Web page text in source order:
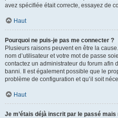
avez spécifiée était correcte, essayez de
Haut
Pourquoi ne puis-je pas me connecter ?
Plusieurs raisons peuvent en être la
nom d’utilisateur et votre mot de passe
contactez un administrateur du forum afin
banni. Il est également possible que le
problème de configuration et qu’il soit
Haut
Je m’étais déjà inscrit par le passé